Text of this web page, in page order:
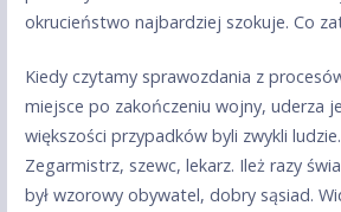
okrucieństwo najbardziej szokuje. Co
Kiedy czytamy sprawozdania z
miejsce po zakończeniu wojny, uderza
większości przypadków byli zwykli
Zegarmistrz, szewc, lekarz. Ileż razy
był wzorowy obywatel, dobry sąsiad.